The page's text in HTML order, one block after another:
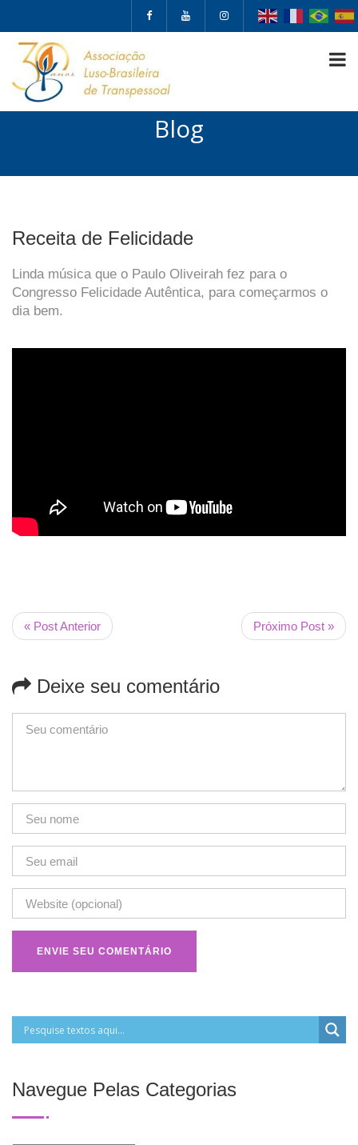
Blog
Receita de Felicidade
Linda música que o Paulo Oliveirah fez para o
Congresso Felicidade Autêntica, para começarmos o
dia bem.
« Post Anterior Próximo Post »
Deixe seu comentário
Navegue Pelas Categorias